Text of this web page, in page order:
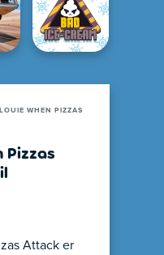
WHEN PIZZAS
Pizzas
Attack er